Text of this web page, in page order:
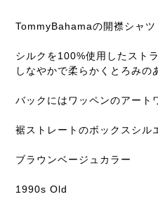
TommyBahamaの開襟シャツ
シルクを100%使用したスト
しなやかで柔らかくとろみの
バックにはワッペンのアート
裾ストレートのボックスシル
ブラウンベージュカラー
1990s Old